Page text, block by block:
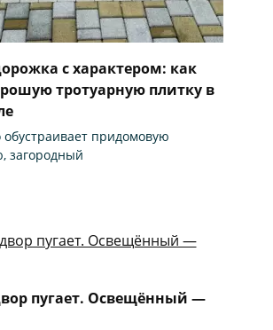
с характером: как
тротуарную плитку в
придомовую
загородный
пугает. Освещённый —